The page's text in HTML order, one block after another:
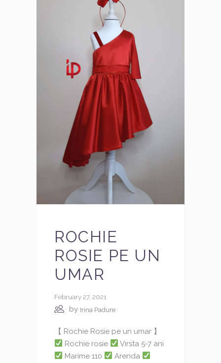
ROCHIE
ROSIE PE UN
UMAR
February 27, 2021
by Irina Padure
【 Rochie Rosie pe un umar 】
Rochie rosie
Virsta 5-7 ani
Marime 110
Arenda